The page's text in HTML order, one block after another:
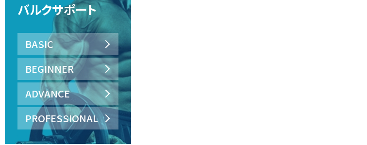
バルクサポート
BASIC
BEGINNER
ADVANCE
PROFESSIONAL